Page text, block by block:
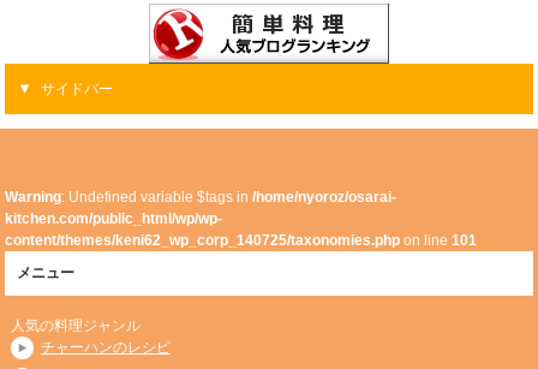
サイドバー
Warning: Undefined variable $tags in/home/nyoroz/osarai-
kitchen.com/public_html/wp/wp-
content/themes/keni62_wp_corp_140725/taxonomies.php on line101
メニュー
人気の料理ジャンル
チャーハンのレシピ